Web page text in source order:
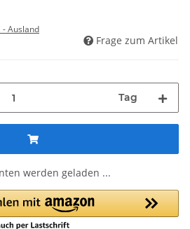
- Ausland
Frage zum Artikel
Tag
werden geladen ...